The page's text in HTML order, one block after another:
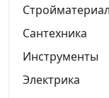
Сантехника
Инструменты
Электрика